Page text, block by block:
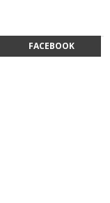
FACEBOOK